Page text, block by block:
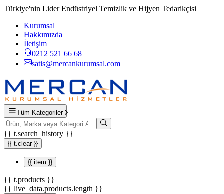
Türkiye'nin Lider Endüstriyel Temizlik ve Hijyen Tedarikçisi
Kurumsal
Hakkımızda
İletişim
0212 521 66 68
satis@mercankurumsal.com
Tüm Kategoriler
{{ t.search_history }}
{{ t.clear }}
{{ item }}
{{ t.products }}
{{ live_data.products.length }}